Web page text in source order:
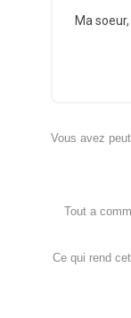
Ma
Vous avez
Tout a
Ce qui rend